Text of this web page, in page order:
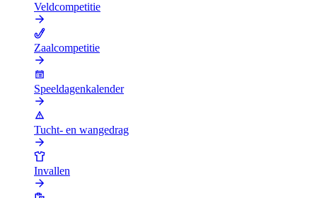
Veldcompetitie
Zaalcompetitie
Speeldagenkalender
Tucht- en wangedrag
Invallen